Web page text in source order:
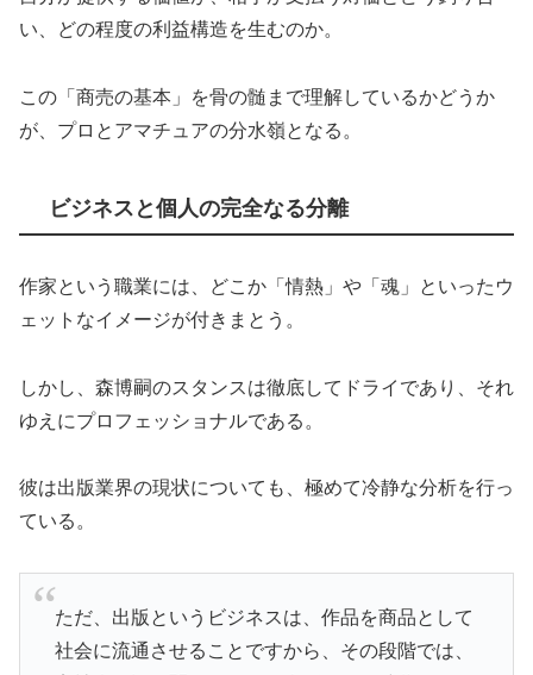
い、どの程度の利益構造を生むのか。
この「商売の基本」を骨の髄まで理解しているかどうか
が、プロとアマチュアの分水嶺となる。
ビジネスと個人の完全なる分離
作家という職業には、どこか「情熱」や「魂」といったウ
ェットなイメージが付きまとう。
しかし、森博嗣のスタンスは徹底してドライであり、それ
ゆえにプロフェッショナルである。
彼は出版業界の現状についても、極めて冷静な分析を行っ
ている。
ただ、出版というビジネスは、作品を商品として
社会に流通させることですから、その段階では、